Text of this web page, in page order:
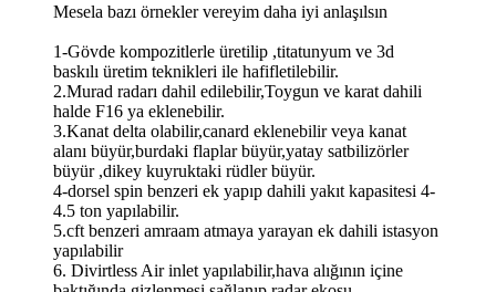
Mesela bazı örnekler vereyim daha iyi anlaşılsın
1-Gövde kompozitlerle üretilip ,titatunyum ve 3d
baskılı üretim teknikleri ile hafifletilebilir.
2.Murad radarı dahil edilebilir,Toygun ve karat dahili
halde F16 ya eklenebilir.
3.Kanat delta olabilir,canard eklenebilir veya kanat
alanı büyür,burdaki flaplar büyür,yatay satbilizörler
büyür ,dikey kuyruktaki rüdler büyür.
4-dorsel spin benzeri ek yapıp dahili yakıt kapasitesi 4-
4.5 ton yapılabilir.
5.cft benzeri amraam atmaya yarayan ek dahili istasyon
yapılabilir
6. Divirtless Air inlet yapılabilir,hava alığının içine